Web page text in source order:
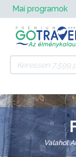
Mai programok
Valahol